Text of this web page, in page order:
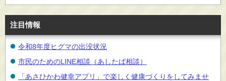
注目情報
令和8年度ヒグマの出没状況
市民のためのLINE相談（あしたば相談）
「あさひかわ健幸アプリ」で楽しく健康づくりをしてみませ